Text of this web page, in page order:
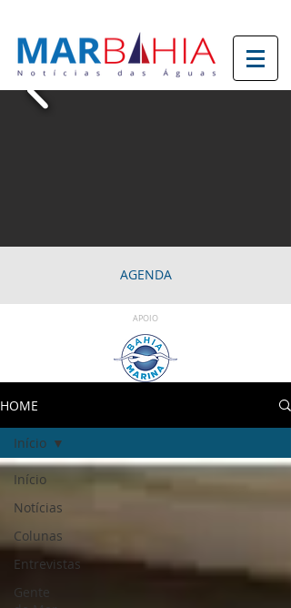
AGENDA
APOIO
HOME
Início
Notícias
Colunas
Entrevistas
Gente
Início